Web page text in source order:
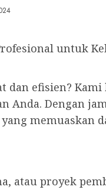
untuk
efisien? Kami
Anda. Dengan
memuaskan
atau proyek